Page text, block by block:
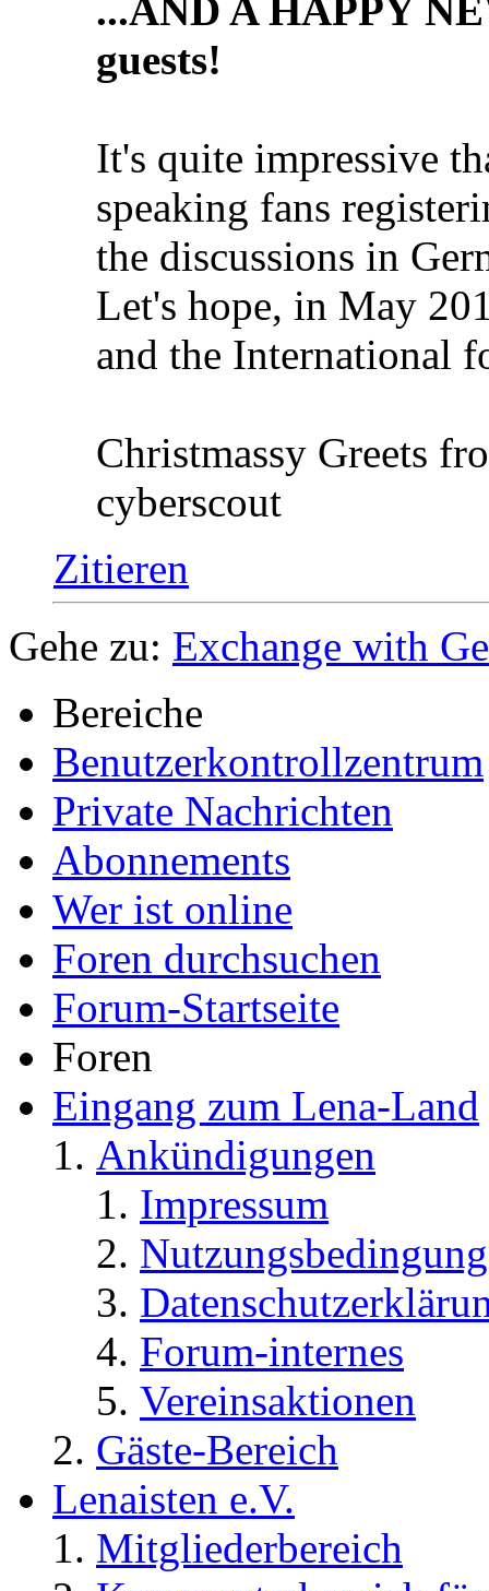
...AND A HAPPY
guests!
It's quite impressive
speaking fans
the discussions in
Let's hope, in May
and the International
Christmassy Greets
cyberscout
Zitieren
Gehe zu: Exchange with
Bereiche
Benutzerkontrollzentrum
Private Nachrichten
Abonnements
Wer ist online
Foren durchsuchen
Forum-Startseite
Foren
Eingang zum Lena-Land
Ankündigungen
Impressum
Forum-internes
Vereinsaktionen
Gäste-Bereich
Lenaisten e.V.
Mitgliederbereich